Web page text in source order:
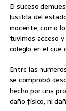
El suceso
justicia del
inocente, como
tuvimos acceso
colegio en el que
Entre las
se comprobó
hecho por una
daño físico, ni